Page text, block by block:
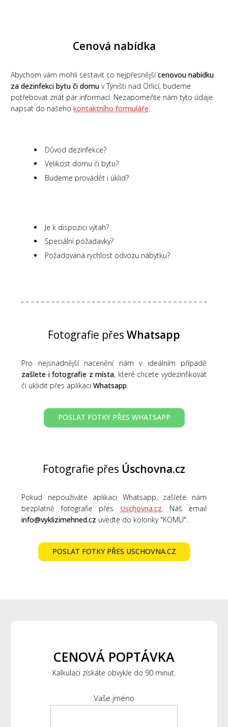
Cenová nabídka
Abychom vám mohli sestavit co nejpřesnějšícenovou nabídku
za dezinfekci bytu či domu v Týništi nad Orlicí, budeme
potřebovat znát pár informací. Nezapomeňte nám tyto údaje
napsat do našeho kontaktního formuláře
Důvod dezinfekce?
Velikost domu či bytu?
Budeme provádět i úklid?
Je k dispozici výtah?
Speciální požadavky?
Požadovaná rychlost odvozu nábytku?
Fotografie přes Whatsapp
Pro nejsnadnější nacenění nám v ideálním případě
zašlete i fotografie z místa, které chcete vydezinfikovat
či uklidit přes aplikaci Whatsapp.
POSLAT FOTKY PŘES WHATSAPP
Fotografie přes Úschovna.cz
Pokud nepoužíváte aplikaci Whatsapp, zašlete nám
bezplatně fotografie přes Uschovna.cz. Náš email
info@vyklizimehned.cz uveďte do kolonky "KOMU".
POSLAT FOTKY PŘES USCHOVNA.CZ
CENOVÁ POPTÁVKA
Kalkulaci získáte obvykle do 90 minut.
Vaše jméno